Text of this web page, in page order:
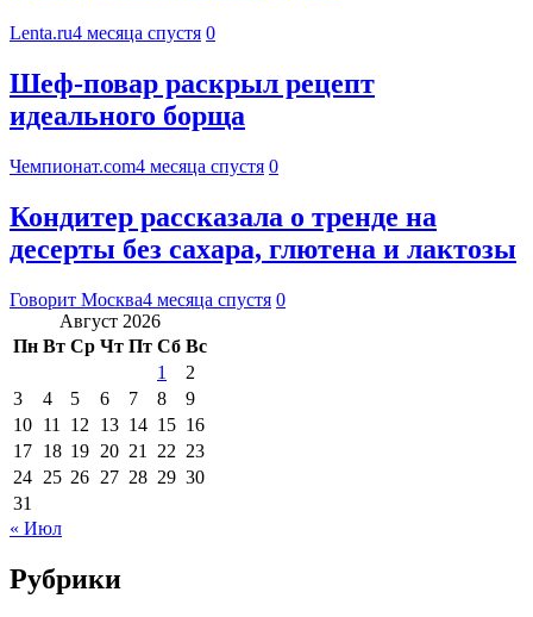
Lenta.ru4 месяца спустя 0
Шеф-повар раскрыл рецепт
идеального борща
Чемпионат.com4 месяца спустя 0
Кондитер рассказала о тренде на
десерты без сахара, глютена и лактозы
Говорит Москва4 месяца спустя 0
Август 2026
Пн Вт Ср Чт Пт Сб Вс
1
2
3
4 5 6 7 8
9
10 11 12 13 14 15 16
17 18 19 20 21 22 23
24 25 26 27 28 29 30
31
« Июл
Рубрики